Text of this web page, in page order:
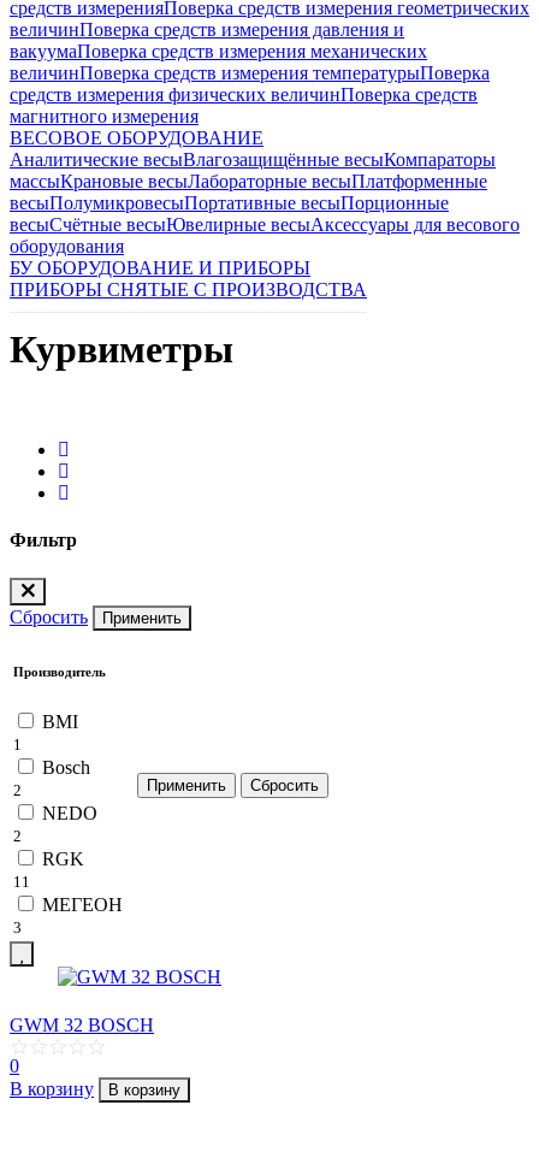
средств измеренияПоверка средств измерения геометрических
величинПоверка средств измерения давления и
вакуумаПоверка средств измерения механических
величинПоверка средств измерения температурыПоверка
средств измерения физических величинПоверка средств
магнитного измерения
ВЕСОВОЕ ОБОРУДОВАНИЕ
Аналитические весыВлагозащищённые весыКомпараторы
массыКрановые весыЛабораторные весыПлатформенные
весыПолумикровесыПортативные весыПорционные
весыСчётные весыЮвелирные весыАксессуары для весового
оборудования
БУ ОБОРУДОВАНИЕ И ПРИБОРЫ
ПРИБОРЫ СНЯТЫЕ С ПРОИЗВОДСТВА
Курвиметры
Фильтр
Сбросить Применить
Производитель
BMI
1
Bosch
2
NEDO
2
RGK
11
МЕГЕОН
3
GWM 32 BOSCH
0
В корзину
В корзину